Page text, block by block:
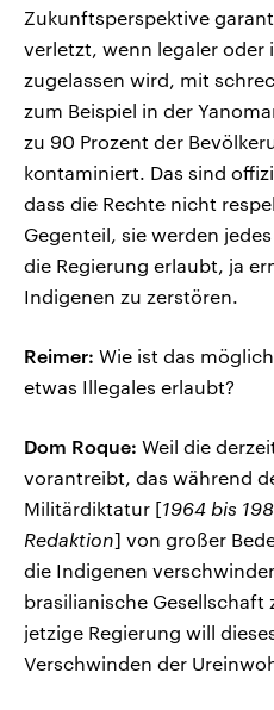
Zukunftsperspektive
verletzt, wenn legaler oder
zugelassen wird, mit
zum Beispiel in der
zu 90 Prozent der
kontaminiert. Das sind
dass die Rechte nicht
Gegenteil, sie werden
die Regierung erlaubt, ja
Indigenen zu zerstören.
Reimer: Wie ist das
etwas Illegales erlaubt?
Dom Roque: Weil die
vorantreibt, das während
Militärdiktatur [1964 bis
Redaktion] von großer
die Indigenen
brasilianische Gesellschaft
jetzige Regierung will
Verschwinden der